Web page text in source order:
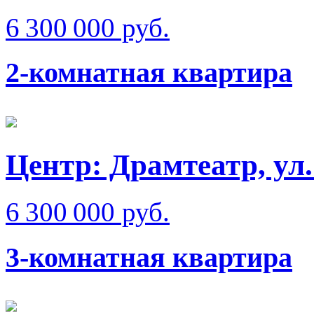
6 300 000 руб.
2-комнатная квартира
Центр: Драмтеатр,
6 300 000 руб.
3-комнатная квартира